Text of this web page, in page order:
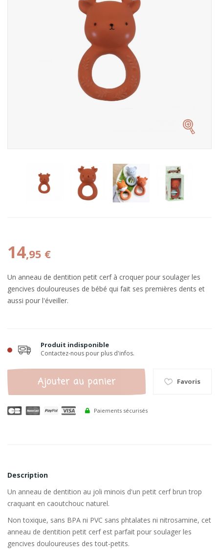
14,95 €
Un anneau de dentition petit cerf à croquer pour soulager les
gencives douloureuses de bébé qui fait ses premières dents et
aussi pour l'éveiller.
Produit indisponible
Contactez-nous pour plus d'infos.
Ajouter au panier Favoris
Paiements sécurisés
Description
Un anneau de dentition au joli minois d'un petit cerf brun trop
craquant en caoutchouc naturel.
Non toxique, sans BPA ni PVC sans phtalates ni nitrosamine, cet
anneau de dentition petit cerf est parfait pour soulager les
gencives douloureuses des tout-petits.